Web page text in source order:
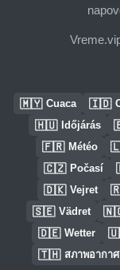
🇲🇾 Cuaca 🇮🇩
🇭🇺 Időjárás
🇫🇷 Météo
🇨🇿 Počasí
🇩🇰 Vejret
🇸🇪 Vädret
🇩🇪 Wetter
🇹🇭 สภาพอากาศ